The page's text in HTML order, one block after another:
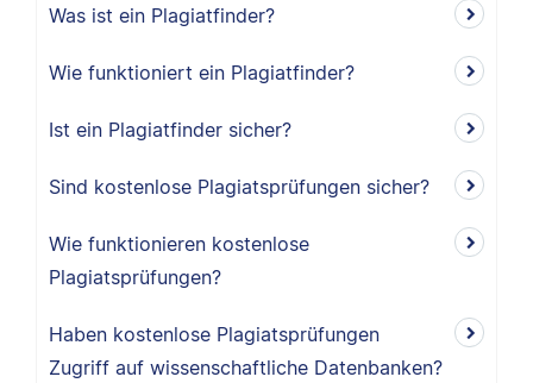
Was ist ein Plagiatfinder?
Wie funktioniert ein Plagiatfinder?
Ist ein Plagiatfinder sicher?
Sind kostenlose Plagiatsprüfungen sicher?
Wie funktionieren kostenlose
Plagiatsprüfungen?
Haben kostenlose Plagiatsprüfungen
Zugriff auf wissenschaftliche Datenbanken?